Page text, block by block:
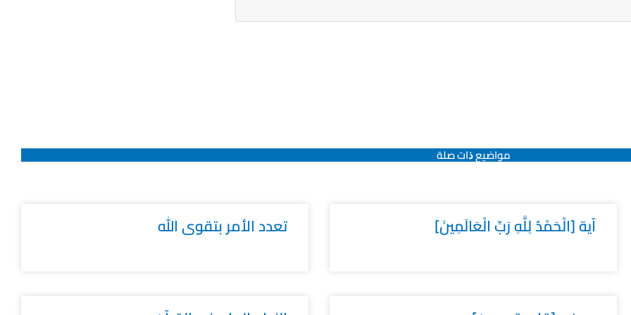
مواضيع ﺫات صلة
آية [الْحَمْدُ لِلَّهِ رَبِّ الْعَالَمِينَ] تعدد الأمر بتقوى الله